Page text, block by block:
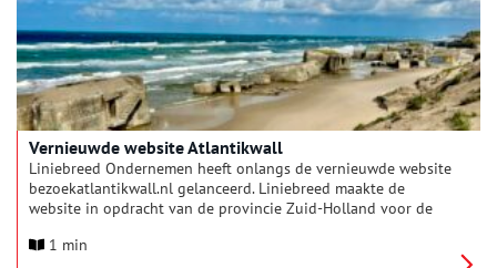
Vernieuwde website Atlantikwall
Liniebreed Ondernemen heeft onlangs de vernieuwde website
bezoekatlantikwall.nl gelanceerd. Liniebreed maakte de
website in opdracht van de provincie Zuid-Holland voor de
1 min